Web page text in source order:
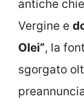
antiche
Vergine e
Olei”, la
sgorgato